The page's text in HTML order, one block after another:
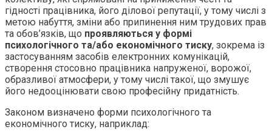
гідності працівника, його ділової репутації, у тому числі з
метою набуття, зміни або припинення ним трудових прав
та обов’язків, що проявляються у формі
психологічного та/або економічного тиску, зокрема із
застосуванням засобів електронних комунікацій,
створення стосовно працівника напруженої, ворожої,
образливої атмосфери, у тому числі такої, що змушує
його недооцінювати свою професійну придатність.
Законом визначено форми психологічного та
економічного тиску, наприклад: